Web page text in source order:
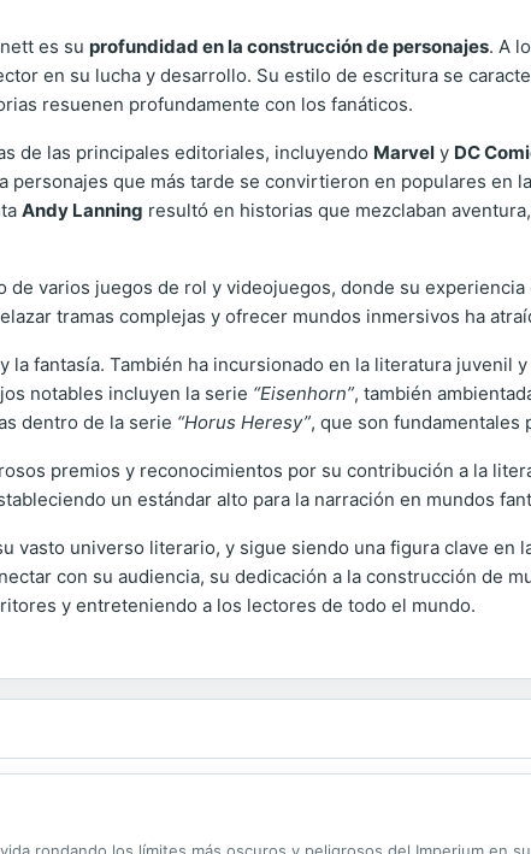
es su profundidad en la construcción de personajes. A
en su lucha y desarrollo. Su estilo de escritura se
resuenen profundamente con los fanáticos.
de las principales editoriales, incluyendo Marvel y DC
personajes que más tarde se convirtieron en populares en
Andy Lanning resultó en historias que mezclaban
varios juegos de rol y videojuegos, donde su
tramas complejas y ofrecer mundos inmersivos ha
la fantasía. También ha incursionado en la literatura
notables incluyen la serie “Eisenhorn”, también
dentro de la serie “Horus Heresy”, que son fundamentales
premios y reconocimientos por su contribución a la
un estándar alto para la narración en mundos
vasto universo literario, y sigue siendo una figura clave en
con su audiencia, su dedicación a la construcción de
y entreteniendo a los lectores de todo el mundo.